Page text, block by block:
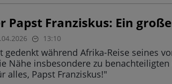
Papst Franziskus: Ein
13:10
gedenkt während Afrika-Reise seines
Nähe insbesondere zu
alles, Papst Franziskus!"